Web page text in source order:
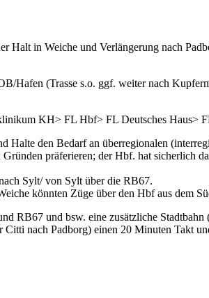
Halt in Weiche und Verlängerung nach
(Trasse s.o. ggf. weiter nach
KH> FL Hbf> FL Deutsches Haus>
Halte den Bedarf an überregionalen
präferieren; der Hbf. hat sicherlich
Sylt/ von Sylt über die RB67.
könnten Züge über den Hbf aus dem
RB67 und bsw. eine zusätzliche
Citti nach Padborg) einen 20 Minuten